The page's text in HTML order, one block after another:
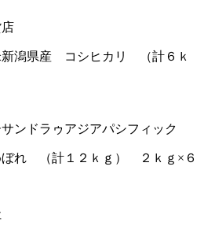
新潟県産 コシヒカリ （計６ｋ
ンドラゥアジアパシフィック
ぼれ （計１２ｋｇ） ２ｋｇ×６